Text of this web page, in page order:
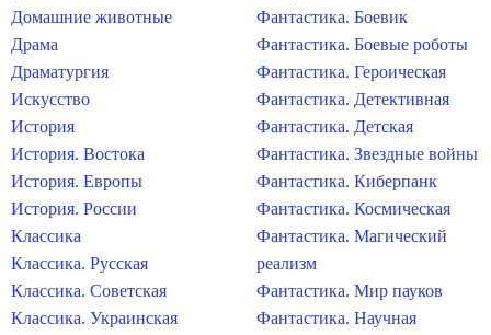
Домашние животные
Драма
Драматургия
Искусство
История
История. Востока
История. Европы
История. России
Классика
Классика. Русская
Классика. Советская
Классика. Украинская
Фантастика. Боевик
Фантастика. Боевые роботы
Фантастика. Героическая
Фантастика. Детективная
Фантастика. Детская
Фантастика. Звездные войны
Фантастика. Киберпанк
Фантастика. Космическая
Фантастика. Магический
реализм
Фантастика. Мир пауков
Фантастика. Научная